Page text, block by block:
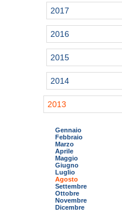
2017
2016
2015
2014
2013
Gennaio
Febbraio
Marzo
Aprile
Maggio
Giugno
Luglio
Agosto
Settembre
Ottobre
Novembre
Dicembre